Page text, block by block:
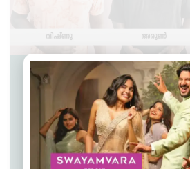
ആറ്റിങ്ങൽ താലൂക്ക്
ആശുപത്രിയിൽ
ആക്രമിച്ച്
പ്രതികൾ അറസ്റ്റിൽ,
നാശം,